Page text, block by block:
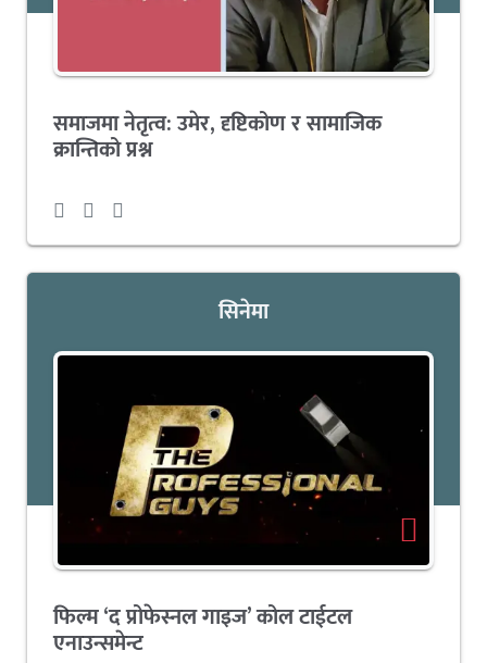
समाजमा नेतृत्व: उमेर, दृष्टिकोण र सामाजिक
क्रान्तिको प्रश्न
सिनेमा
फिल्म ‘द प्रोफेस्नल गाइज’ कोल टाईटल
एनाउन्समेन्ट